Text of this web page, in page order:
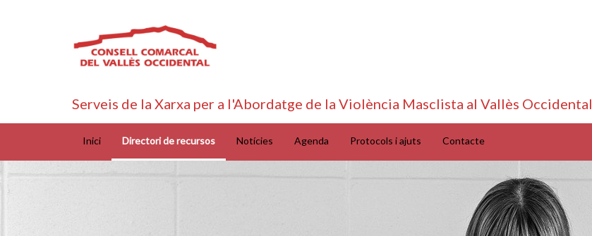
Serveis de la Xarxa per a l'Abordatge de la Violència Masclista al Vallès Occidental
Inici Directori de recursos Notícies Agenda Protocols i ajuts Contacte